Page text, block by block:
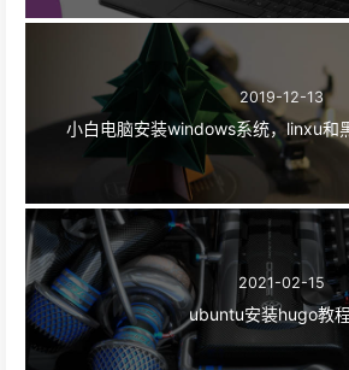
2019-12-13
小白电脑安装windows系统，linxu和
2021-02-15
ubuntu安装hugo教